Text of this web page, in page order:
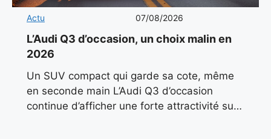
Actu 07/08/2026
L’Audi Q3 d’occasion, un choix malin en
2026
Un SUV compact qui garde sa cote, même
en seconde main L’Audi Q3 d’occasion
continue d’afficher une forte attractivité sur